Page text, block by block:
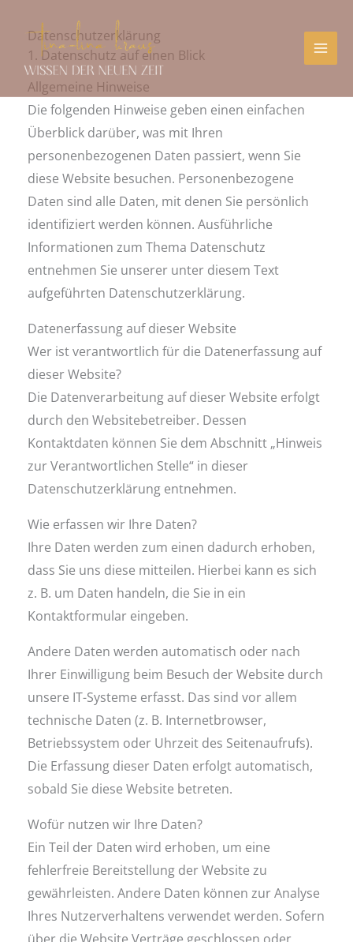
Inhalt
springen
Datenschutzerklärung
1. Datenschutz auf einen Blick
Allgemeine Hinweise
Die folgenden Hinweise geben einen einfachen
Überblick darüber, was mit Ihren
personenbezogenen Daten passiert, wenn Sie
diese Website besuchen. Personenbezogene
Daten sind alle Daten, mit denen Sie persönlich
identifiziert werden können. Ausführliche
Informationen zum Thema Datenschutz
entnehmen Sie unserer unter diesem Text
aufgeführten Datenschutzerklärung.
Datenerfassung auf dieser Website
Wer ist verantwortlich für die Datenerfassung auf
dieser Website?
Die Datenverarbeitung auf dieser Website erfolgt
durch den Websitebetreiber. Dessen
Kontaktdaten können Sie dem Abschnitt „Hinweis
zur Verantwortlichen Stelle“ in dieser
Datenschutzerklärung entnehmen.
Wie erfassen wir Ihre Daten?
Ihre Daten werden zum einen dadurch erhoben,
dass Sie uns diese mitteilen. Hierbei kann es sich
z. B. um Daten handeln, die Sie in ein
Kontaktformular eingeben.
Andere Daten werden automatisch oder nach
Ihrer Einwilligung beim Besuch der Website durch
unsere IT-Systeme erfasst. Das sind vor allem
technische Daten (z. B. Internetbrowser,
Betriebssystem oder Uhrzeit des Seitenaufrufs).
Die Erfassung dieser Daten erfolgt automatisch,
sobald Sie diese Website betreten.
Wofür nutzen wir Ihre Daten?
Ein Teil der Daten wird erhoben, um eine
fehlerfreie Bereitstellung der Website zu
gewährleisten. Andere Daten können zur Analyse
Ihres Nutzerverhaltens verwendet werden. Sofern